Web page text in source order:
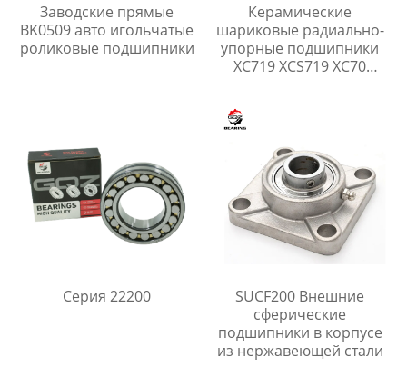
Заводские прямые
BK0509 авто игольчатые
роликовые подшипники
Керамические
шариковые радиально-
упорные подшипники
XC719 XCS719 XC70
Серия 22200
SUCF200 Внешние
сферические
подшипники в корпусе
из нержавеющей стали